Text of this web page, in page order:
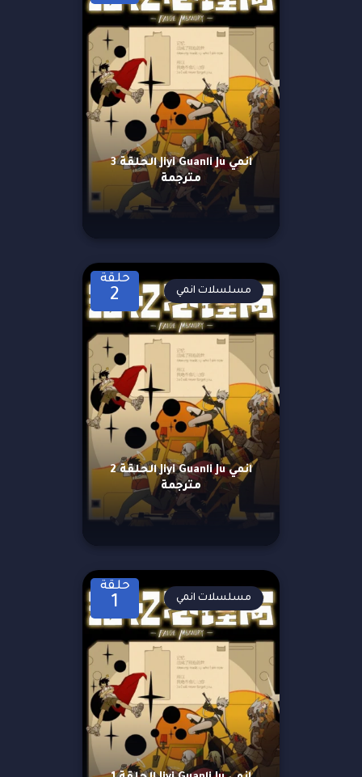
انمي Jiyi Guanli Ju الحلقة 3
مترجمة
حلقة
2
انمي Jiyi Guanli Ju الحلقة 2
مترجمة
مسلسلات انمي
حلقة
1 مسلسلات انمي